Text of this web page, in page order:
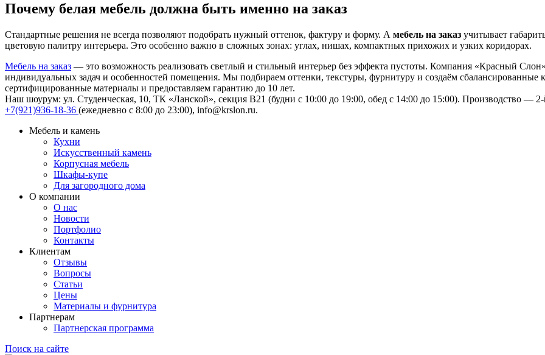
Почему белая мебель должна быть именно на заказ
Стандартные решения не всегда позволяют подобрать нужный оттенок, фактуру и форму. А мебель на заказ учитывает
цветовую палитру интерьера. Это особенно важно в сложных зонах: углах, нишах, компактных прихожих и узких коридорах.
Мебель на заказ — это возможность реализовать светлый и стильный интерьер без эффекта пустоты. Компания «Красный
индивидуальных задач и особенностей помещения. Мы подбираем оттенки, текстуры, фурнитуру и создаём
сертифицированные материалы и предоставляем гарантию до 10 лет.
Наш шоурум: ул. Студенческая, 10, ТК «Ланской», секция В21 (будни с 10:00 до 19:00, обед с 14:00 до 15:00). Производство —
+7(921)936-18-36 (ежедневно с 8:00 до 23:00), info@krslon.ru.
Мебель и камень
Кухни
Искусственный камень
Корпусная мебель
Шкафы-купе
Для загородного дома
О компании
О нас
Новости
Портфолио
Контакты
Клиентам
Отзывы
Вопросы
Статьи
Цены
Материалы и фурнитура
Партнерам
Партнерская программа
Поиск на сайте